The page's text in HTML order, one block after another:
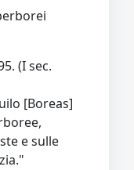
(I sec.
[Boreas]
e sulle